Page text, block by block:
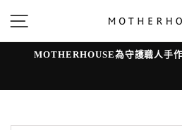
內
MOTHERHOUSE為守護職人手